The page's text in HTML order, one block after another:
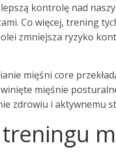
kontrolę nad
Co więcej, trening
zmniejsza ryzyko
mięśni core
mięśnie
zdrowiu i aktywnemu
treningu